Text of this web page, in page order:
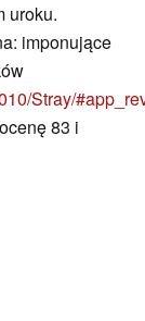
uroku.
imponujące
Stray/
83 i